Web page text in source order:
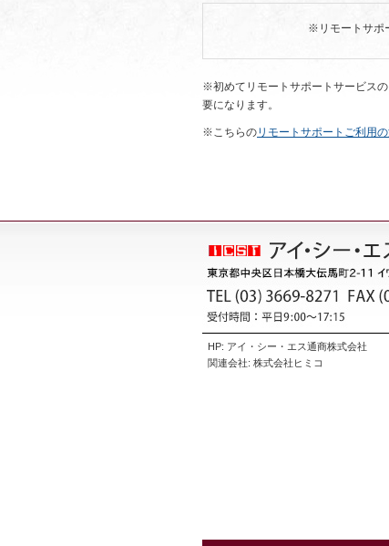
※リモートサポ
※初めてリモートサポートサービスの
要になります。
※こちらのリモートサポートご利用
HP: アイ・シー・エス通商株式会社
関連会社: 株式会社ヒミコ